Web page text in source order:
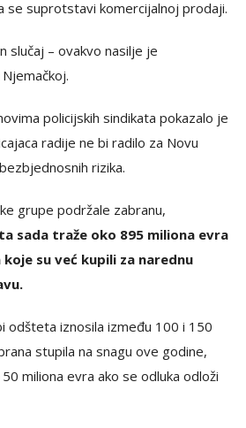
se suprotstavi komercijalnoj prodaji.
slučaj – ovakvo nasilje je
policijskih sindikata pokazalo je
radije ne bi radilo za Novu
rizika.
grupe podržale zabranu,
sada traže oko 895 miliona evra
su već kupili za narednu
odšteta iznosila između 100 i 150
stupila na snagu ove godine,
miliona evra ako se odluka odloži